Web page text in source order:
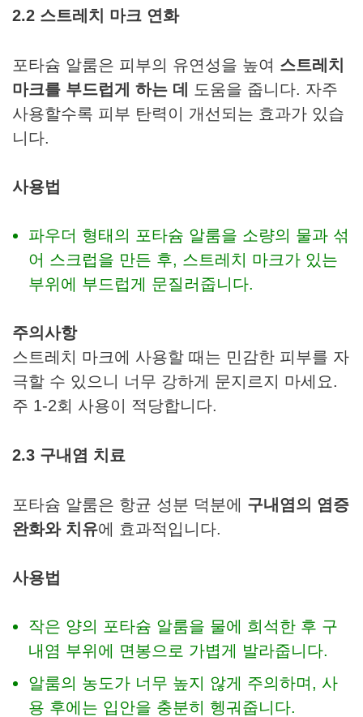
2.2 스트레치 마크 연화
포타슘 알룸은 피부의 유연성을 높여 스트레치
마크를 부드럽게 하는 데
도움을 줍니다. 자주
사용할수록 피부 탄력이 개선되는 효과가 있습
니다.
사용법
파우더 형태의 포타슘 알룸을 소량의 물과 섞
어 스크럽을 만든 후, 스트레치 마크가 있는
부위에 부드럽게 문질러줍니다.
주의사항
스트레치 마크에 사용할 때는 민감한 피부를 자
극할 수 있으니 너무 강하게 문지르지 마세요.
주 1-2회 사용이 적당합니다.
2.3 구내염 치료
포타슘 알룸은 항균 성분 덕분에 구내염의 염증
완화와 치유에 효과적입니다.
사용법
작은 양의 포타슘 알룸을 물에 희석한 후 구
내염 부위에 면봉으로 가볍게 발라줍니다.
알룸의 농도가 너무 높지 않게 주의하며, 사
용 후에는 입안을 충분히 헹궈줍니다.